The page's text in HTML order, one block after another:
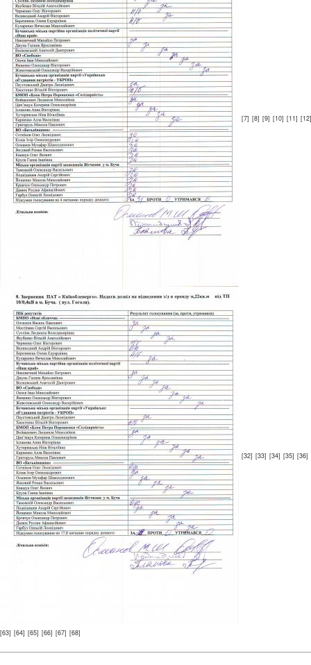
[7] [8] [9] [10] [11] [12]
[32] [33] [34] [35] [36]
[63] [64] [65] [66] [67] [68]